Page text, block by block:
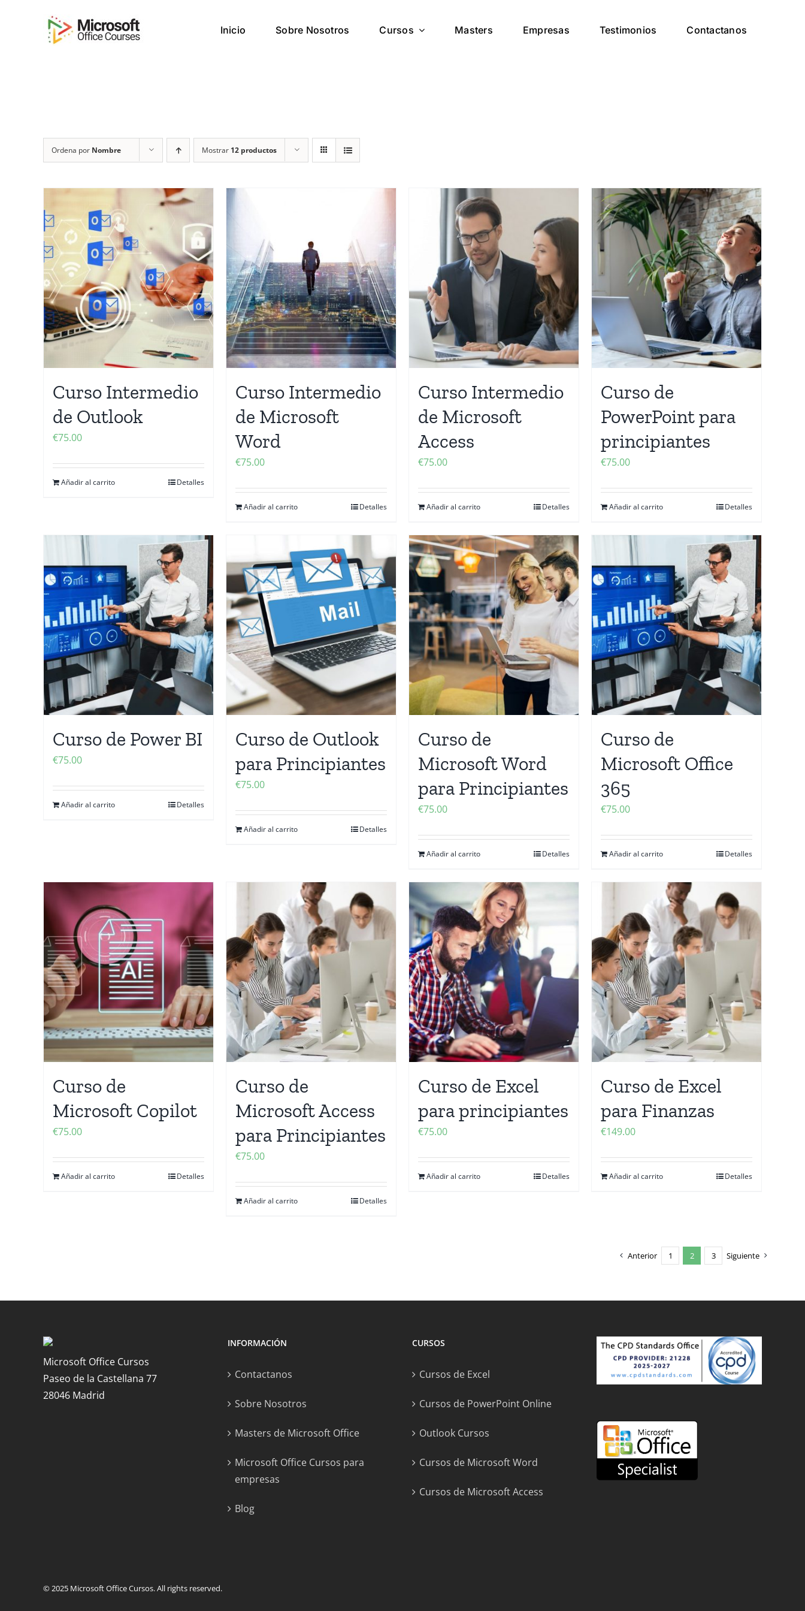
Inicio Sobre Nosotros Cursos Masters Empresas Testimonios Contactanos
Ordena por Nombre Mostrar 12 productos
Curso Intermedio
de Outlook
€75.00
Añadir al carrito Detalles
Curso Intermedio
de Microsoft
Word
€75.00
Añadir al carrito Detalles
Curso Intermedio
de Microsoft
Access
€75.00
Añadir al carrito Detalles
Curso de
PowerPoint para
principiantes
€75.00
Añadir al carrito Detalles
Curso de Power BI
€75.00
Añadir al carrito Detalles
Curso de Outlook
para Principiantes
€75.00
Añadir al carrito Detalles
Curso de
Microsoft Word
para Principiantes
€75.00
Añadir al carrito Detalles
Curso de
Microsoft Office
365
€75.00
Añadir al carrito Detalles
Curso de
Microsoft Copilot
€75.00
Añadir al carrito Detalles
Curso de
Microsoft Access
para Principiantes
€75.00
Añadir al carrito Detalles
Curso de Excel
para principiantes
€75.00
Añadir al carrito Detalles
Curso de Excel
para Finanzas
€149.00
Añadir al carrito Detalles
Anterior 1 2 3 Siguiente
Microsoft Office Cursos
Paseo de la Castellana 77
28046 Madrid
INFORMACIÓN
Contactanos
Sobre Nosotros
Masters de Microsoft Office
Microsoft Office Cursos para
empresas
Blog
CURSOS
Cursos de Excel
Cursos de PowerPoint Online
Outlook Cursos
Cursos de Microsoft Word
Cursos de Microsoft Access
© 2025 Microsoft Office Cursos. All rights reserved.